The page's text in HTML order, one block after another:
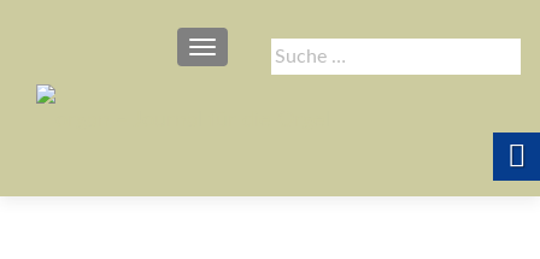
Suche
nach:
SCHALTE NAVIGATION